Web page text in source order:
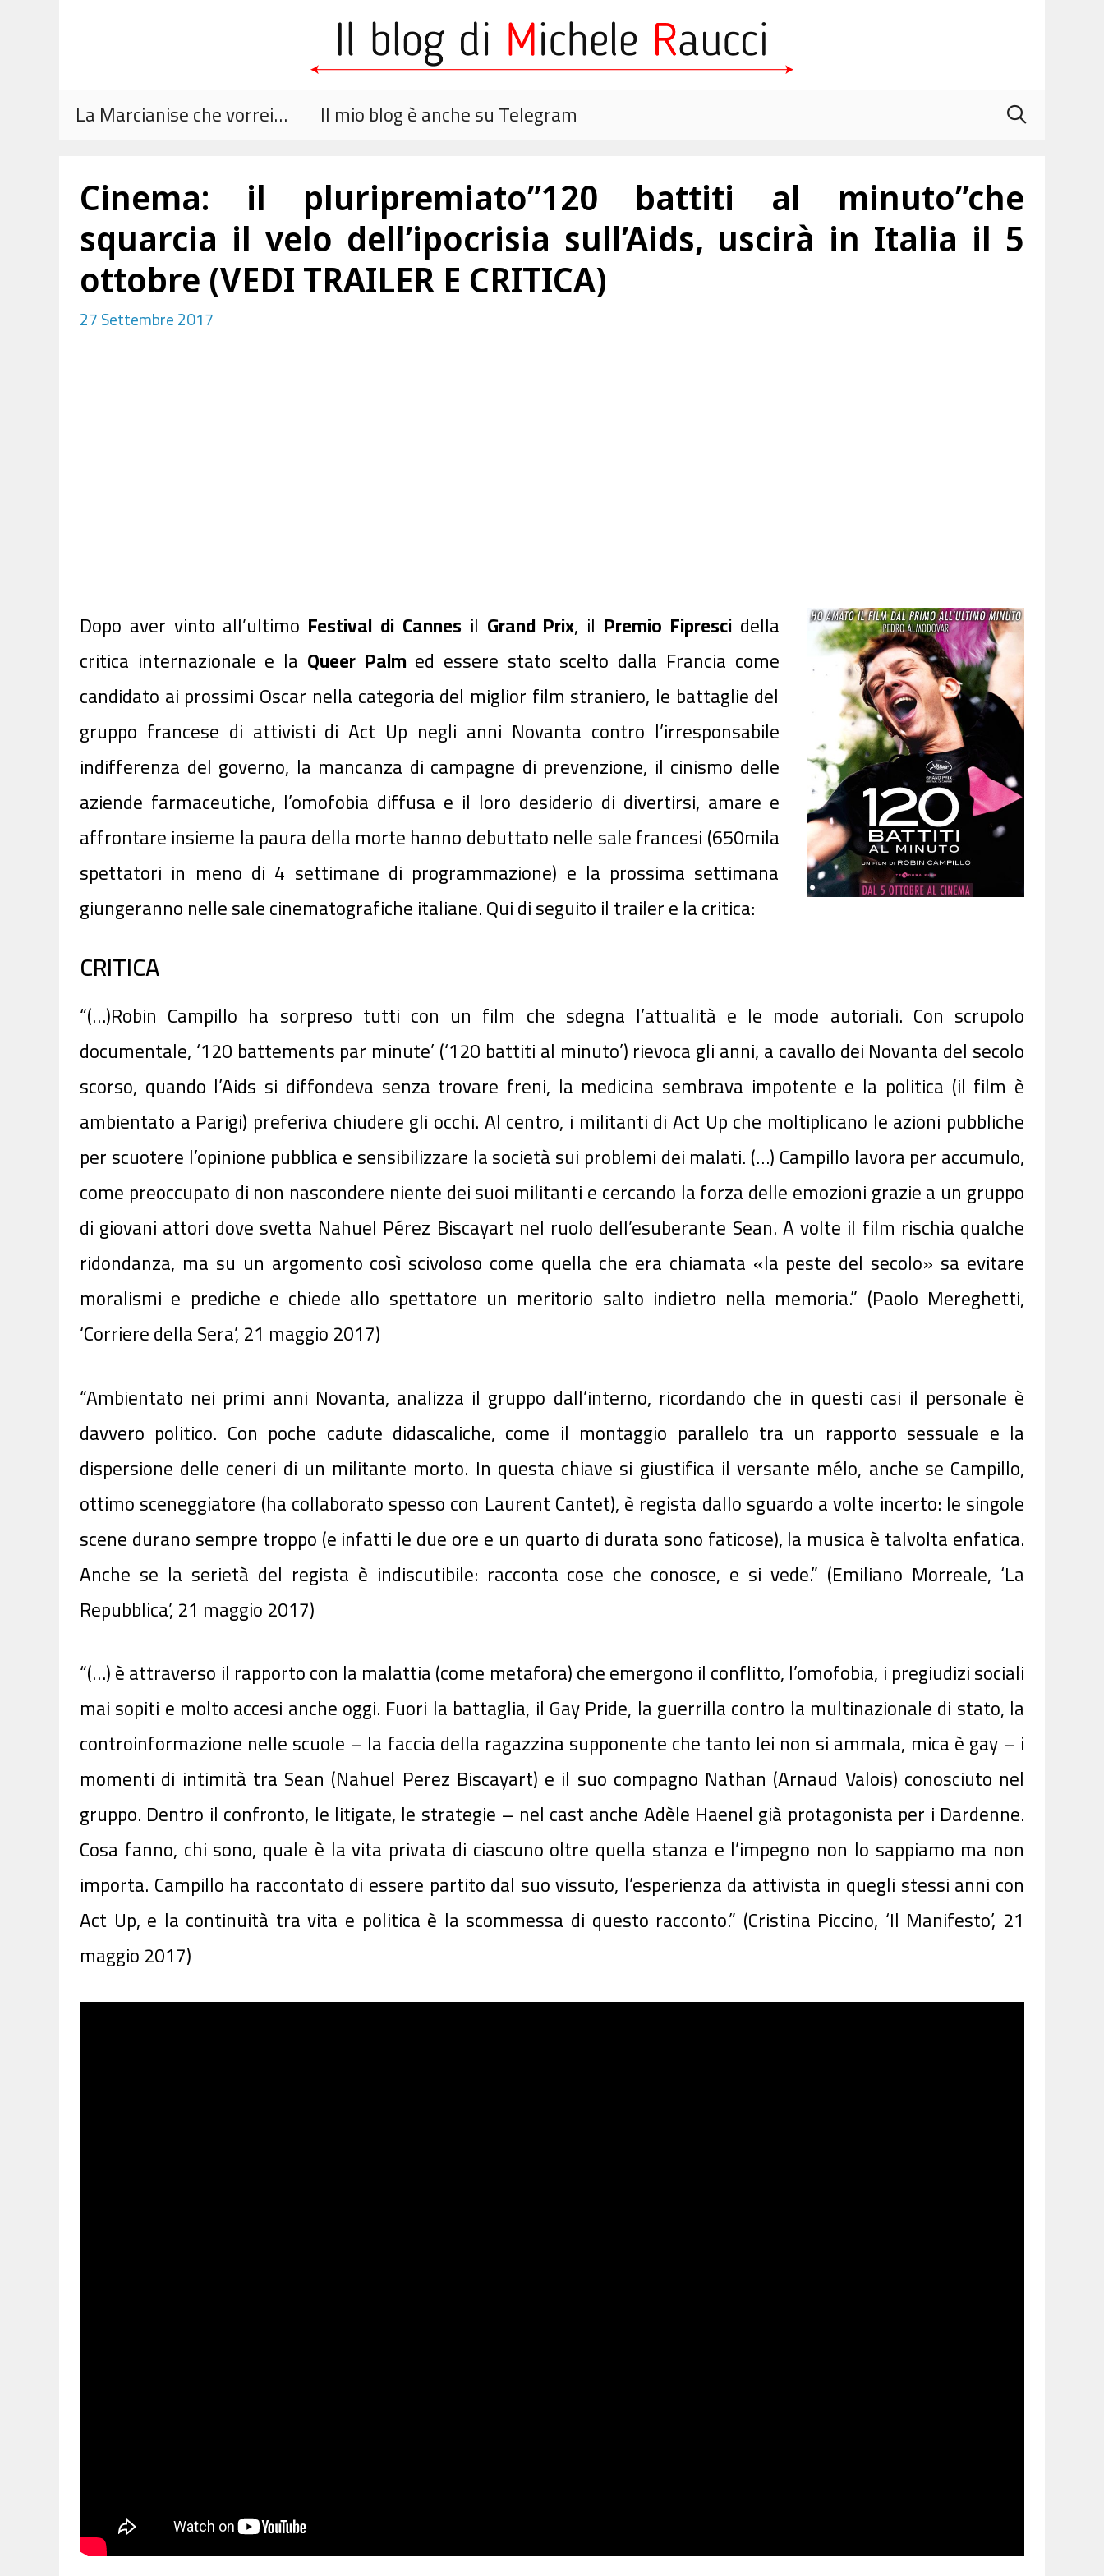
La Marcianise che vorrei… Il mio blog è anche su Telegram
Cinema: il pluripremiato”120 battiti al minuto”che
squarcia il velo dell’ipocrisia sull’Aids, uscirà in Italia il 5
ottobre (VEDI TRAILER E CRITICA)
27 Settembre 2017
Dopo aver vinto all’ultimo Festival di Cannes il Grand Prix, il Premio Fiprescidella
critica internazionale e la Queer Palm ed essere stato scelto dalla Francia come
candidato ai prossimi Oscar nella categoria del miglior film straniero, le battaglie del
gruppo francese di attivisti di Act Up negli anni Novanta contro l’irresponsabile
indifferenza del governo, la mancanza di campagne di prevenzione, il cinismo delle
aziende farmaceutiche, l’omofobia diffusa e il loro desiderio di divertirsi, amare e
affrontare insieme la paura della morte hanno debuttato nelle sale francesi (650mila
spettatori in meno di 4 settimane di programmazione) e la prossima settimana
giungeranno nelle sale cinematografiche italiane. Qui di seguito il trailer e la critica:
CRITICA
“(…)Robin Campillo ha sorpreso tutti con un film che sdegna l’attualità e le mode autoriali. Con scrupolo
documentale, ‘120 battements par minute’ (‘120 battiti al minuto’) rievoca gli anni, a cavallo dei Novanta del secolo
scorso, quando l’Aids si diffondeva senza trovare freni, la medicina sembrava impotente e la politica (il film è
ambientato a Parigi) preferiva chiudere gli occhi. Al centro, i militanti di Act Up che moltiplicano le azioni pubbliche
per scuotere l’opinione pubblica e sensibilizzare la società sui problemi dei malati. (…) Campillo lavora per accumulo,
come preoccupato di non nascondere niente dei suoi militanti e cercando la forza delle emozioni grazie a un gruppo
di giovani attori dove svetta Nahuel Pérez Biscayart nel ruolo dell’esuberante Sean. A volte il film rischia qualche
ridondanza, ma su un argomento così scivoloso come quella che era chiamata «la peste del secolo» sa evitare
moralismi e prediche e chiede allo spettatore un meritorio salto indietro nella memoria.” (Paolo Mereghetti,
‘Corriere della Sera’, 21 maggio 2017)
“Ambientato nei primi anni Novanta, analizza il gruppo dall’interno, ricordando che in questi casi il personale è
davvero politico. Con poche cadute didascaliche, come il montaggio parallelo tra un rapporto sessuale e la
dispersione delle ceneri di un militante morto. In questa chiave si giustifica il versante mélo, anche se Campillo,
ottimo sceneggiatore (ha collaborato spesso con Laurent Cantet), è regista dallo sguardo a volte incerto: le singole
scene durano sempre troppo (e infatti le due ore e un quarto di durata sono faticose), la musica è talvolta enfatica.
Anche se la serietà del regista è indiscutibile: racconta cose che conosce, e si vede.” (Emiliano Morreale, ‘La
Repubblica’, 21 maggio 2017)
“(…) è attraverso il rapporto con la malattia (come metafora) che emergono il conflitto, l’omofobia, i pregiudizi sociali
mai sopiti e molto accesi anche oggi. Fuori la battaglia, il Gay Pride, la guerrilla contro la multinazionale di stato, la
controinformazione nelle scuole – la faccia della ragazzina supponente che tanto lei non si ammala, mica è gay – i
momenti di intimità tra Sean (Nahuel Perez Biscayart) e il suo compagno Nathan (Arnaud Valois) conosciuto nel
gruppo. Dentro il confronto, le litigate, le strategie – nel cast anche Adèle Haenel già protagonista per i Dardenne.
Cosa fanno, chi sono, quale è la vita privata di ciascuno oltre quella stanza e l’impegno non lo sappiamo ma non
importa. Campillo ha raccontato di essere partito dal suo vissuto, l’esperienza da attivista in quegli stessi anni con
Act Up, e la continuità tra vita e politica è la scommessa di questo racconto.” (Cristina Piccino, ‘Il Manifesto’, 21
maggio 2017)